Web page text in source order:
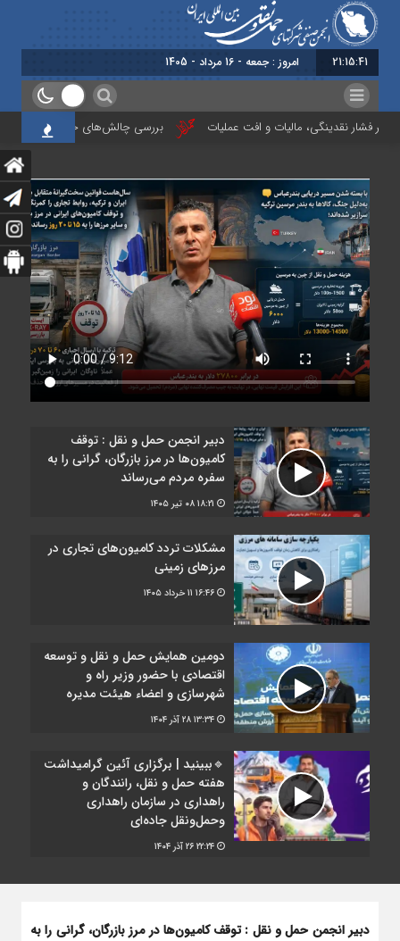
21:15:42 امروز : جمعه - 16 مرداد - 1405
فشار نقدینگی، مالیات و افت عملیات بررسی چالش‌های حمل ونقل کالا
دبیر انجمن حمل‌ و نقل : توقف
کامیون‌ها در مرز بازرگان، گرانی را به
سفره مردم می‌رساند
۰۸ تیر ۱۴۰۵
مشکلات تردد کامیون‌های تجاری در
مرز‌های زمینی
۱۱ خرداد ۱۴۰۵
دومین همایش حمل و نقل و توسعه
اقتصادی با حضور وزیر راه و
شهرسازی و اعضاء هیئت مدیره
۲۸ آذر ۱۴۰۴
🔹ببینید | برگزاری آئین گرامیداشت
هفته حمل و نقل، رانندگان و
راهداری در سازمان راهداری
وحمل‌ونقل جاده‌ای
۲۶ آذر ۱۴۰۴
دبیر انجمن حمل‌ و نقل : توقف کامیون‌ها در مرز بازرگان، گرانی را به